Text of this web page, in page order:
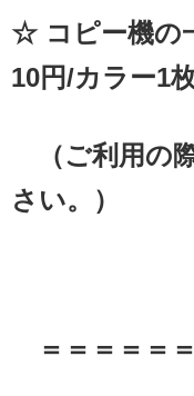
☆ コピー機の
10円/カラー1枚
（ご利用の
さい。）
＝＝＝＝＝